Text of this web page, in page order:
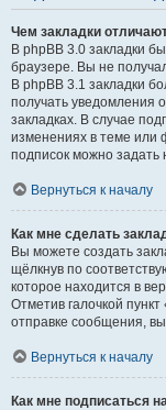
Чем закладки
В phpBB 3.0 закладки
браузере. Вы не
В phpBB 3.1 закладки
получать уведомления
закладках. В случае
изменениях в теме или
подписок можно задать
Вернуться к началу
Как мне сделать
Вы можете создать
щёлкнув по
которое находится в
Отметив галочкой
отправке сообщения,
Вернуться к началу
Как мне подписаться